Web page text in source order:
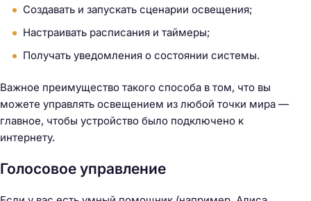
Создавать и запускать сценарии освещения;
Настраивать расписания и таймеры;
Получать уведомления о состоянии системы.
Важное преимущество такого способа в том, что вы
можете управлять освещением из любой точки мира —
главное, чтобы устройство было подключено к
интернету.
Голосовое управление